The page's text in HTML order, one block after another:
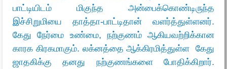
பாட்டியிடம் மிகுந்த அன்பைக்கொண்டிருந்த
இச்சிறுமியை தாத்தா-பாட்டிதான் வளர்த்துள்ளனர்.
கேது நேர்மை உண்மை, நற்குணம் ஆகியவற்றிக்கான
காரக கிரகமாகும். லக்னத்தை ஆக்கிரமித்துள்ள கேது
ஜாதகிக்கு தனது நற்குணங்களை போதிக்கிறார்.